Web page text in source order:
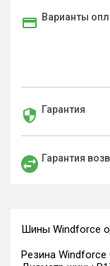
Варианты
Гарантия
Гарантия
Шины Windforce
Резина